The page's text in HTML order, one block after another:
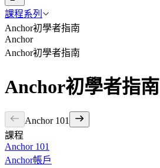
課程系列
Anchor初學者指南
Anchor
Anchor初學者指南
Anchor初學者指南
Anchor 101
課程
Anchor 101
Anchor帳戶